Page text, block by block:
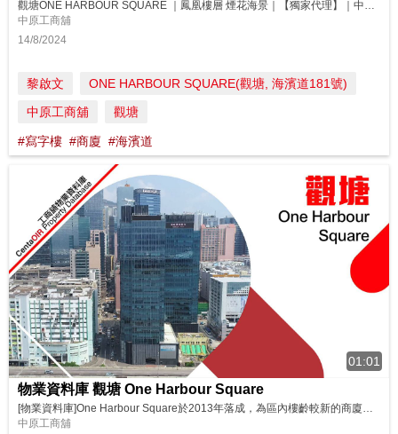
中原工商舖
14/8/2024
黎啟文
ONE HARBOUR SQUARE(觀塘, 海濱道181號)
中原工商舖
觀塘
#寫字樓 #商廈 #海濱道
01:01
物業資料庫 觀塘 One Harbour Square
中原工商舖